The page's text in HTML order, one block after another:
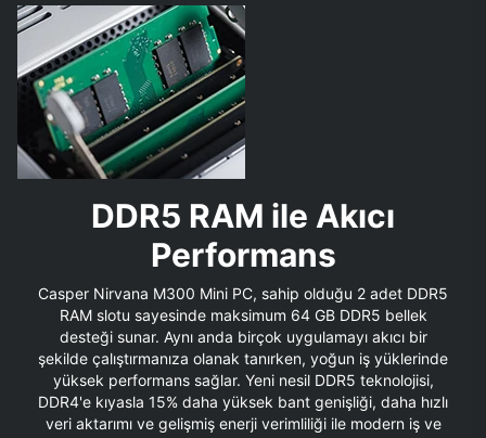
DDR5 RAM ile Akıcı
Performans
Casper Nirvana M300 Mini PC, sahip olduğu 2 adet DDR5
RAM slotu sayesinde maksimum 64 GB DDR5 bellek
desteği sunar. Aynı anda birçok uygulamayı akıcı bir
şekilde çalıştırmanıza olanak tanırken, yoğun iş yüklerinde
yüksek performans sağlar. Yeni nesil DDR5 teknolojisi,
DDR4'e kıyasla 15% daha yüksek bant genişliği, daha hızlı
veri aktarımı ve gelişmiş enerji verimliliği ile modern iş ve